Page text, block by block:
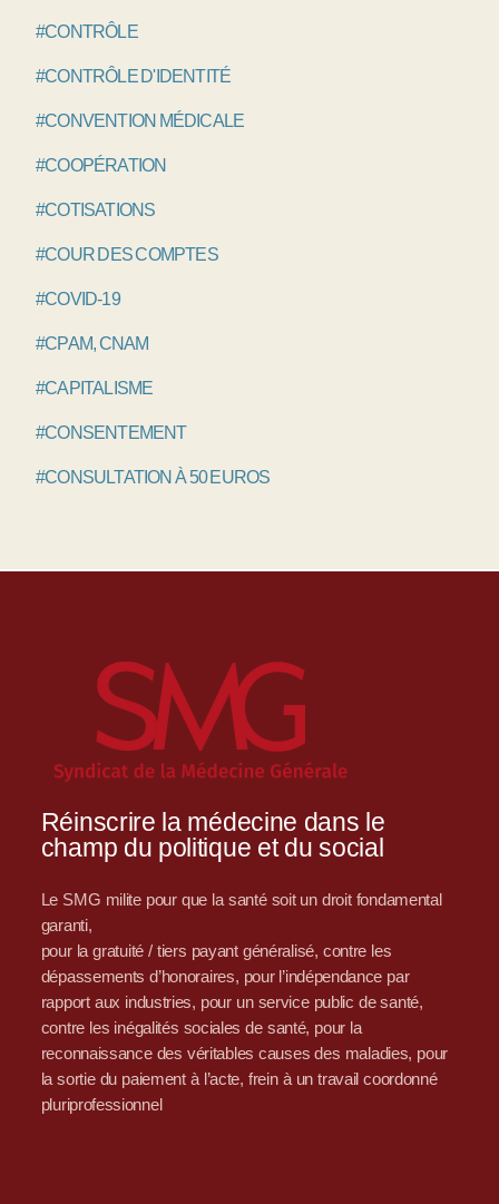
#CONTRÔLE
#CONTRÔLE D'IDENTITÉ
#CONVENTION MÉDICALE
#COOPÉRATION
#COTISATIONS
#COUR DES COMPTES
#COVID-19
#CPAM, CNAM
#CAPITALISME
#CONSENTEMENT
#CONSULTATION À 50 EUROS
Réinscrire la médecine dans le
champ du politique et du social
Le SMG milite pour que la santé soit un droit fondamental
garanti,
pour la gratuité / tiers payant généralisé, contre les
dépassements d’honoraires, pour l’indépendance par
rapport aux industries, pour un service public de santé,
contre les inégalités sociales de santé, pour la
reconnaissance des véritables causes des maladies, pour
la sortie du paiement à l’acte, frein à un travail coordonné
pluriprofessionnel